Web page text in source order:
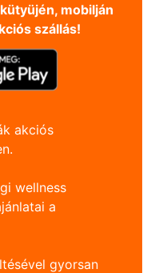
mobilján
szállás!
akciós
wellness
a
gyorsan